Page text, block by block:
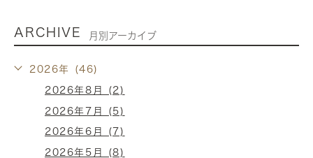
ARCHIVE 月別アーカイブ
2026年 (46)
2026年8月 (2)
2026年7月 (5)
2026年6月 (7)
2026年5月 (8)